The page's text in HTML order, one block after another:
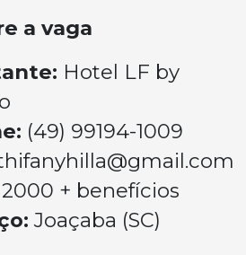
a vaga
Hotel LF by
(49) 99194-1009
2000 + benefícios
Joaçaba (SC)